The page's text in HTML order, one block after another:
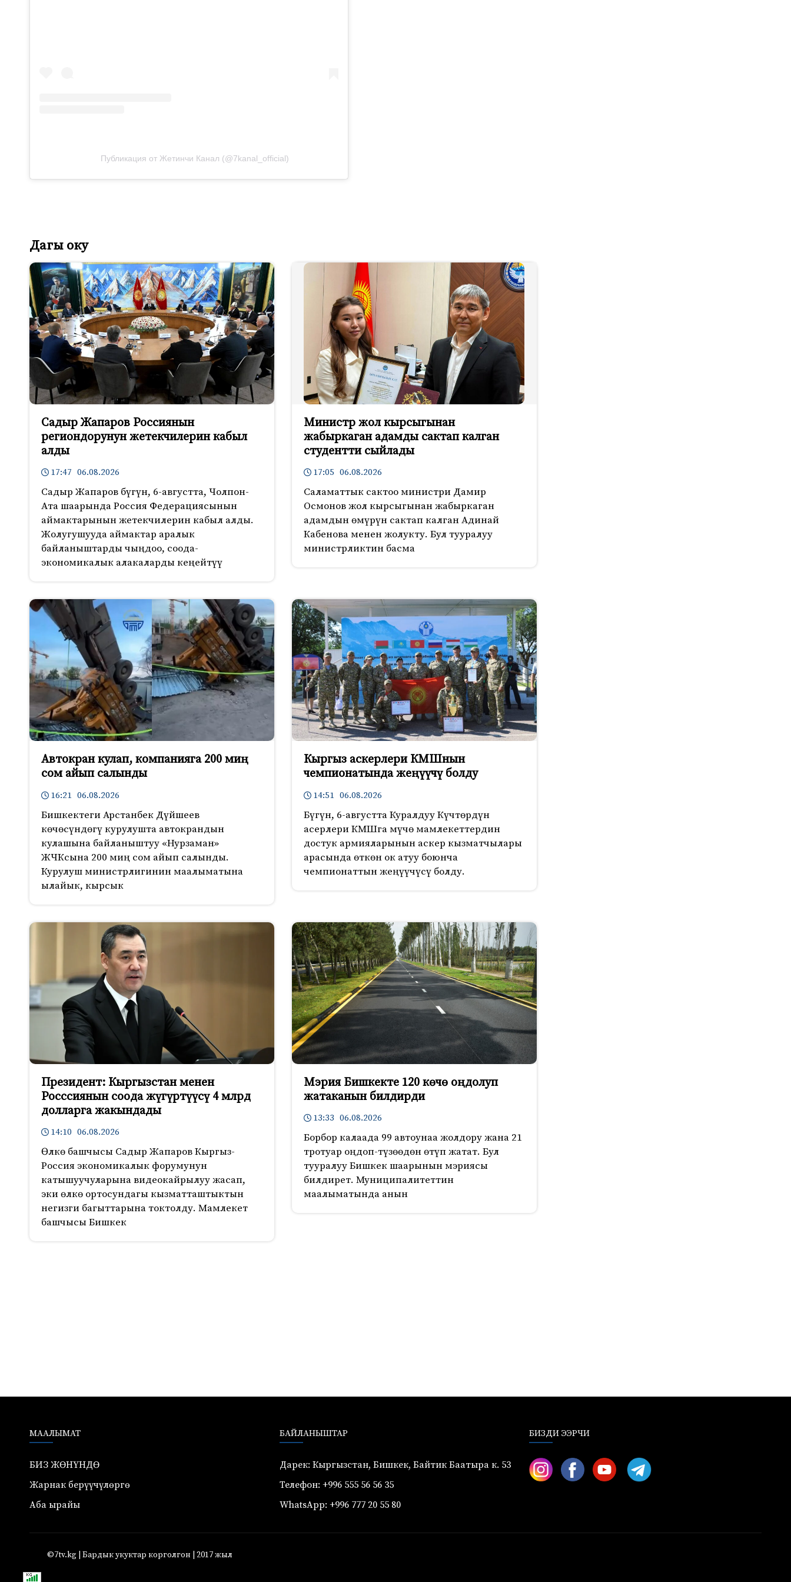
Публикация от Жетинчи Канал (@7kanal_official)
Дагы оку
Садыр Жапаров Россиянын
региондорунун жетекчилерин кабыл
алды
17:47 06.08.2026
Садыр Жапаров бүгүн, 6-августта, Чолпон-
Ата шаарында Россия Федерациясынын
аймактарынын жетекчилерин кабыл алды.
Жолугушууда аймактар аралык
байланыштарды чыңдоо, соода-
экономикалык алакаларды кеңейтүү
Министр жол кырсыгынан
жабыркаган адамды сактап калган
студентти сыйлады
17:05 06.08.2026
Саламаттык сактоо министри Дамир
Осмонов жол кырсыгынан жабыркаган
адамдын өмүрүн сактап калган Адинай
Кабенова менен жолукту. Бул тууралуу
министрликтин басма
Автокран кулап, компанияга 200 миң
сом айып салынды
16:21 06.08.2026
Бишкектеги Арстанбек Дүйшеев
көчөсүндөгү курулушта автокрандын
кулашына байланыштуу «Нурзаман»
ЖЧКсына 200 миң сом айып салынды.
Курулуш министрлигинин маалыматына
ылайык, кырсык
Кыргыз аскерлери КМШнын
чемпионатында жеңүүчү болду
14:51 06.08.2026
Бүгүн, 6-августта Куралдуу Күчтөрдүн
асерлери КМШга мүчө мамлекеттердин
достук армияларынын аскер кызматчылары
арасында өткөн ок атуу боюнча
чемпионаттын жеңүүчүсү болду.
Президент: Кыргызстан менен
Росссиянын соода жүгүртүүсү 4 млрд
долларга жакындады
14:10 06.08.2026
Өлкө башчысы Садыр Жапаров Кыргыз-
Россия экономикалык форумунун
катышуучуларына видеокайрылуу жасап,
эки өлкө ортосундагы кызматташтыктын
негизги багыттарына токтолду. Мамлекет
башчысы Бишкек
Мэрия Бишкекте 120 көчө оңдолуп
жатаканын билдирди
13:33 06.08.2026
Борбор калаада 99 автоунаа жолдору жана 21
тротуар оңдоп-түзөөдөн өтүп жатат. Бул
тууралуу Бишкек шаарынын мэриясы
билдирет. Муниципалитеттин
маалыматында анын
МААЛЫМАТ
БИЗ ЖӨНҮНДӨ
Жарнак берүүчүлөргө
Аба ырайы
БАЙЛАНЫШТАР
Дарек: Кыргызстан, Бишкек, Байтик Баатыра к. 53
Телефон: +996 555 56 56 35
WhatsApp: +996 777 20 55 80
БИЗДИ ЭЭРЧИ
©7tv.kg | Бардык укуктар корголгон | 2017 жыл